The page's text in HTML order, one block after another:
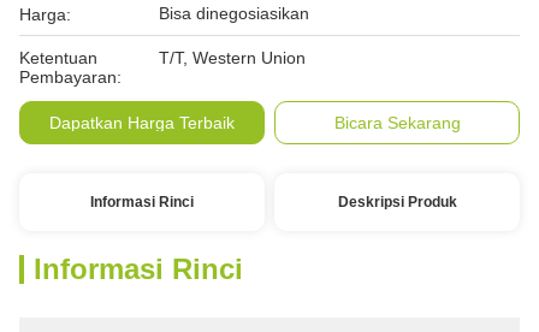
Harga: Bisa dinegosiasikan
Ketentuan
Pembayaran:
T/T, Western Union
Dapatkan Harga Terbaik Bicara Sekarang
Informasi Rinci Deskripsi Produk
Informasi Rinci